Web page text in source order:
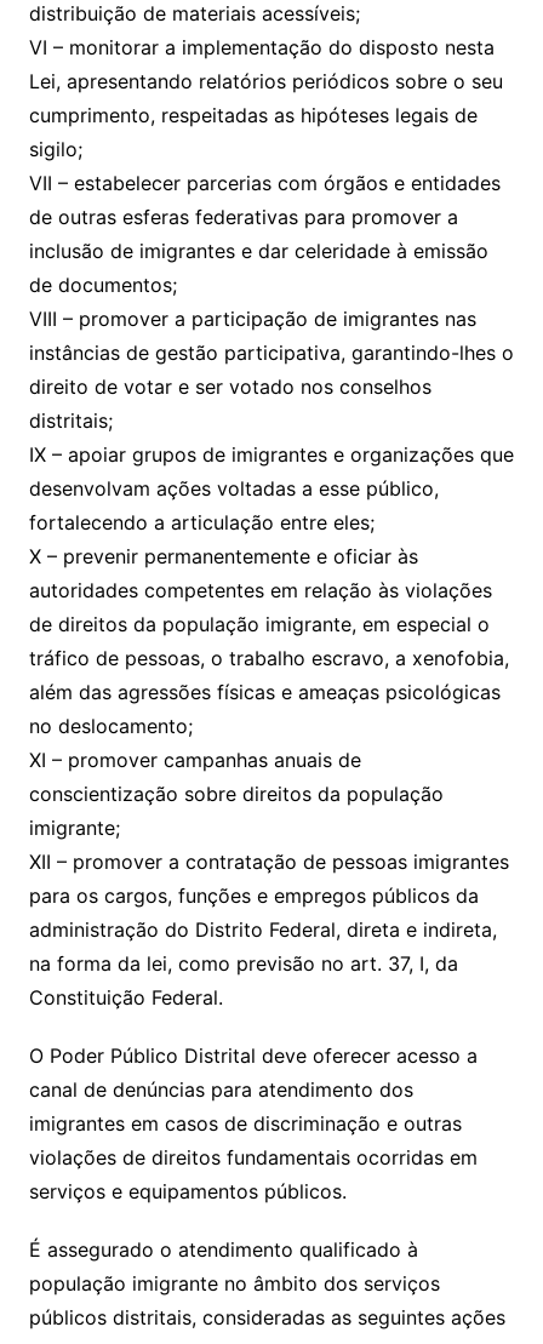
distribuição de materiais acessíveis;
VI – monitorar a implementação do disposto nesta
Lei, apresentando relatórios periódicos sobre o seu
cumprimento, respeitadas as hipóteses legais de
sigilo;
VII – estabelecer parcerias com órgãos e entidades
de outras esferas federativas para promover a
inclusão de imigrantes e dar celeridade à emissão
de documentos;
VIII – promover a participação de imigrantes nas
instâncias de gestão participativa, garantindo-lhes o
direito de votar e ser votado nos conselhos
distritais;
IX – apoiar grupos de imigrantes e organizações que
desenvolvam ações voltadas a esse público,
fortalecendo a articulação entre eles;
X – prevenir permanentemente e oficiar às
autoridades competentes em relação às violações
de direitos da população imigrante, em especial o
tráfico de pessoas, o trabalho escravo, a xenofobia,
além das agressões físicas e ameaças psicológicas
no deslocamento;
XI – promover campanhas anuais de
conscientização sobre direitos da população
imigrante;
XII – promover a contratação de pessoas imigrantes
para os cargos, funções e empregos públicos da
administração do Distrito Federal, direta e indireta,
na forma da lei, como previsão no art. 37, I, da
Constituição Federal.
O Poder Público Distrital deve oferecer acesso a
canal de denúncias para atendimento dos
imigrantes em casos de discriminação e outras
violações de direitos fundamentais ocorridas em
serviços e equipamentos públicos.
É assegurado o atendimento qualificado à
população imigrante no âmbito dos serviços
públicos distritais, consideradas as seguintes ações